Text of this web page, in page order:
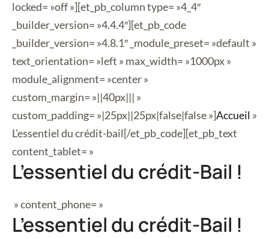
locked= »off »][et_pb_column type= »4_4″
_builder_version= »4.4.4″][et_pb_code
_builder_version= »4.8.1″ _module_preset= »default »
text_orientation= »left » max_width= »1000px »
module_alignment= »center »
custom_margin= »||40px||| »
custom_padding= »|25px||25px|false|false »]Accueil »
L’essentiel du crédit-bail[/et_pb_code][et_pb_text
content_tablet= »
L’essentiel du crédit-Bail !
» content_phone= »
L’essentiel du crédit-Bail !